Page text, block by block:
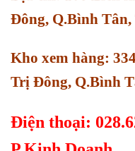
Đông, Q.Bình
Kho xem hàng:
Trị Đông, Q.Bình
Điện thoại: